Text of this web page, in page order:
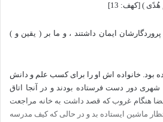
) [کهف: 13]
ايمان داشتند ، و ما بر ( يقين و )
بود. خانواده اش او را برای کسب علم و دانش
شهری دور دست فرستاده بودند و در آنجا اتاق
هنگام غروب که قصد داشت به خانه مراجعت
ماشین ایستاده بد و در حالی که کیف مدرسه